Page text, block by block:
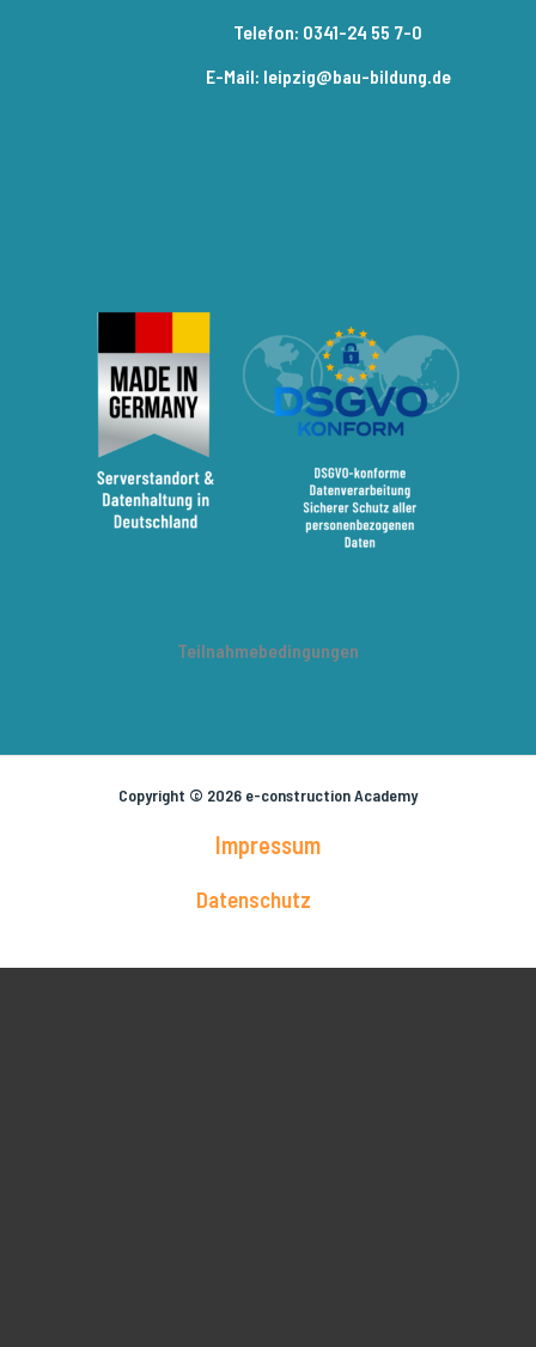
Telefon: 0341-24 55 7-0
E-Mail: leipzig@bau-bildung.de
Teilnahmebedingungen
Copyright © 2026 e-construction Academy
Impressum
Datenschutz